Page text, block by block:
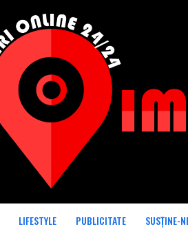
LIFESTYLE PUBLICITATE SUSȚINE-